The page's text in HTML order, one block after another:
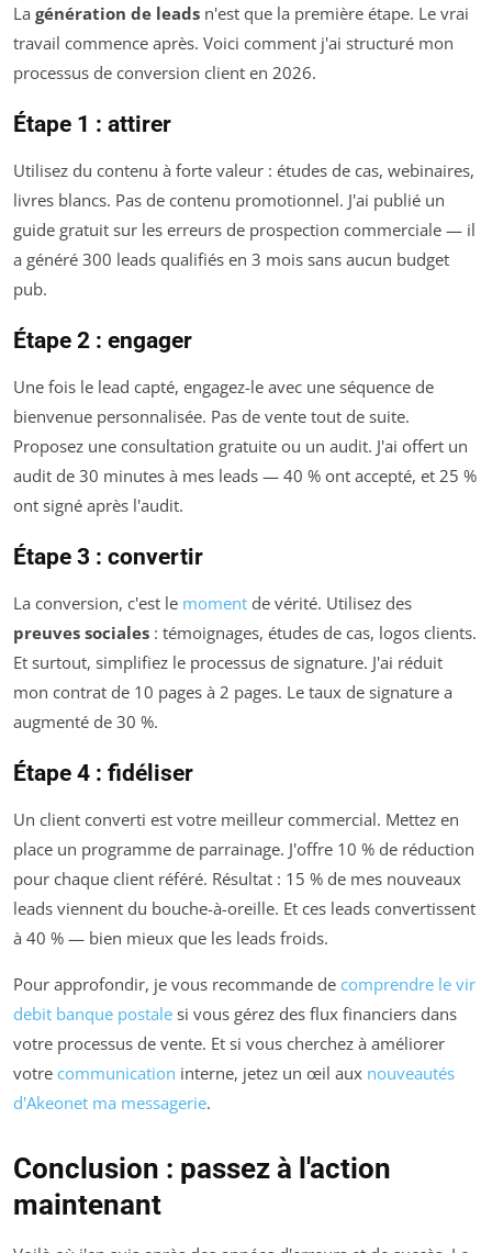
La génération de leads n'est que la première étape. Le vrai
travail commence après. Voici comment j'ai structuré mon
processus de conversion client en 2026.
Étape 1 : attirer
Utilisez du contenu à forte valeur : études de cas, webinaires,
livres blancs. Pas de contenu promotionnel. J'ai publié un
guide gratuit sur les erreurs de prospection commerciale — il
a généré 300 leads qualifiés en 3 mois sans aucun budget
pub.
Étape 2 : engager
Une fois le lead capté, engagez-le avec une séquence de
bienvenue personnalisée. Pas de vente tout de suite.
Proposez une consultation gratuite ou un audit. J'ai offert un
audit de 30 minutes à mes leads — 40 % ont accepté, et 25 %
ont signé après l'audit.
Étape 3 : convertir
La conversion, c'est le moment de vérité. Utilisez des
preuves sociales : témoignages, études de cas, logos clients.
Et surtout, simplifiez le processus de signature. J'ai réduit
mon contrat de 10 pages à 2 pages. Le taux de signature a
augmenté de 30 %.
Étape 4 : fidéliser
Un client converti est votre meilleur commercial. Mettez en
place un programme de parrainage. J'offre 10 % de réduction
pour chaque client référé. Résultat : 15 % de mes nouveaux
leads viennent du bouche-à-oreille. Et ces leads convertissent
à 40 % — bien mieux que les leads froids.
Pour approfondir, je vous recommande de comprendre le vir
debit banque postale si vous gérez des flux financiers dans
votre processus de vente. Et si vous cherchez à améliorer
votre communication interne, jetez un œil aux nouveautés
d'Akeonet ma messagerie.
Conclusion : passez à l'action
maintenant